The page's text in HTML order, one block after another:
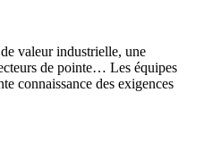
valeur industrielle, une
de pointe… Les équipes
connaissance des exigences